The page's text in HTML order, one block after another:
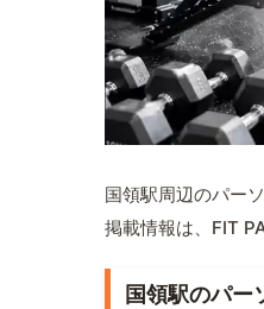
国領駅周辺のパー
掲載情報は、FIT
国領駅のパー